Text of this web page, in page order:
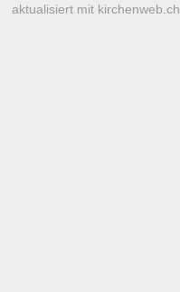
aktualisiert mit kirchenweb.ch